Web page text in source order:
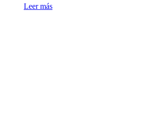
Leer más